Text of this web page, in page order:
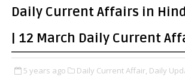
Daily Current Affairs in
| 12 March Daily Current
5 years ago Daily Current Affair, Daily